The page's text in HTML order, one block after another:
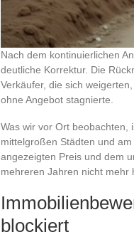
Nach dem kontinuierlichen
deutliche Korrektur. Die
Verkäufer, die sich
ohne Angebot stagnierte.
Was wir vor Ort beobachten,
mittelgroßen Städten und
angezeigten Preis und dem
mehreren Jahren nicht mehr
blockiert